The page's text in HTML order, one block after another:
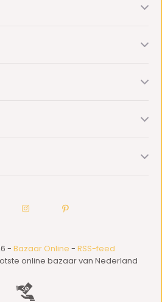
- Bazaar Online - RSS-feed
online bazaar van Nederland